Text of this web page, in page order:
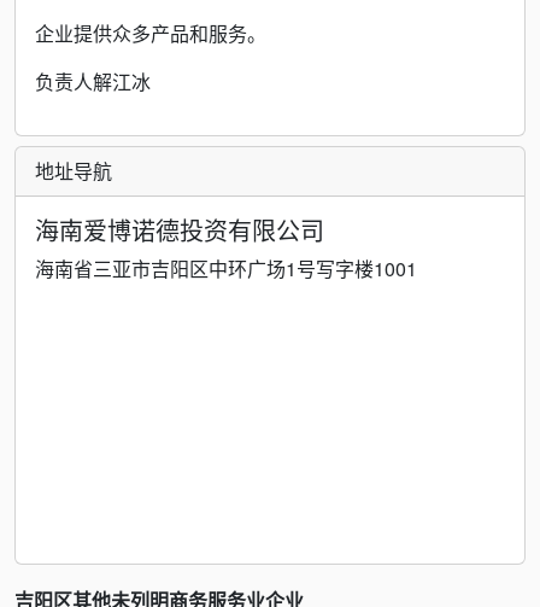
企业提供众多产品和服务。
负责人解江冰
地址导航
海南爱博诺德投资有限公司
海南省三亚市吉阳区中环广场1号写字楼1001
吉阳区其他未列明商务服务业企业